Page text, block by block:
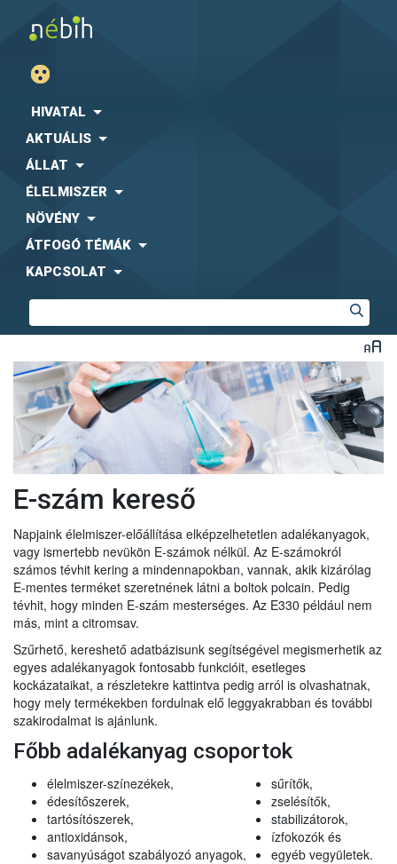
HIVATAL
AKTUÁLIS
ÁLLAT
ÉLELMISZER
NÖVÉNY
ÁTFOGÓ TÉMÁK
KAPCSOLAT
E-szám kereső
Napjaink élelmiszer-előállítása elképzelhetetlen adalékanyagok,
vagy ismertebb nevükön E-számok nélkül. Az E-számokról
számos tévhit kering a mindennapokban, vannak, akik kizárólag
E-mentes terméket szeretnének látni a boltok polcain. Pedig
tévhit, hogy minden E-szám mesterséges. Az E330 például nem
más, mint a citromsav.
Szűrhető, kereshető adatbázisunk segítségével megismerhetik az
egyes adalékanyagok fontosabb funkcióit, esetleges
kockázataikat, a részletekre kattintva pedig arról is olvashatnak,
hogy mely termékekben fordulnak elő leggyakrabban és további
szakirodalmat is ajánlunk.
Főbb adalékanyag csoportok
élelmiszer-színezékek,
édesítőszerek,
tartósítószerek,
antioxidánsok,
savanyúságot szabályozó anyagok,
sűrítők,
zselésítők,
stabilizátorok,
ízfokozók és
egyéb vegyületek.